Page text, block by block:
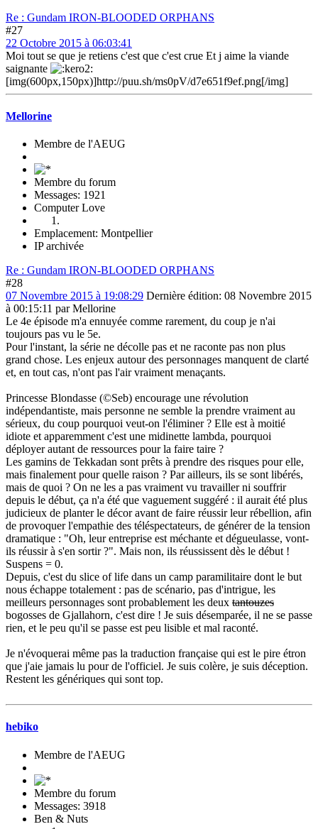
Re : Gundam IRON-BLOODED ORPHANS
#27
22 Octobre 2015 à 06:03:41
Moi tout se que je retiens c'est que c'est crue Et j aime la viande
saignante
[img(600px,150px)]http://puu.sh/ms0pV/d7e651f9ef.png[/img]
Mellorine
Membre de l'AEUG
Membre du forum
Messages: 1921
Computer Love
Emplacement: Montpellier
IP archivée
Re : Gundam IRON-BLOODED ORPHANS
#28
07 Novembre 2015 à 19:08:29 Dernière édition: 08 Novembre 2015
à 00:15:11 par Mellorine
Le 4e épisode m'a ennuyée comme rarement, du coup je n'ai
toujours pas vu le 5e.
Pour l'instant, la série ne décolle pas et ne raconte pas non plus
grand chose. Les enjeux autour des personnages manquent de clarté
et, en tout cas, n'ont pas l'air vraiment menaçants.
Princesse Blondasse (©Seb) encourage une révolution
indépendantiste, mais personne ne semble la prendre vraiment au
sérieux, du coup pourquoi veut-on l'éliminer ? Elle est à moitié
idiote et apparemment c'est une midinette lambda, pourquoi
déployer autant de ressources pour la faire taire ?
Les gamins de Tekkadan sont prêts à prendre des risques pour elle,
mais finalement pour quelle raison ? Par ailleurs, ils se sont libérés,
mais de quoi ? On ne les a pas vraiment vu travailler ni souffrir
depuis le début, ça n'a été que vaguement suggéré : il aurait été plus
judicieux de planter le décor avant de faire réussir leur rébellion, afin
de provoquer l'empathie des téléspectateurs, de générer de la tension
dramatique : "Oh, leur entreprise est méchante et dégueulasse, vont-
ils réussir à s'en sortir ?". Mais non, ils réussissent dès le début !
Suspens = 0.
Depuis, c'est du slice of life dans un camp paramilitaire dont le but
nous échappe totalement : pas de scénario, pas d'intrigue, les
meilleurs personnages sont probablement les deux tantouzes
bogosses de Gjallahorn, c'est dire ! Je suis désemparée, il ne se passe
rien, et le peu qu'il se passe est peu lisible et mal raconté.
Je n'évoquerai même pas la traduction française qui est le pire étron
que j'aie jamais lu pour de l'officiel. Je suis colère, je suis déception.
Restent les génériques qui sont top.
hebiko
Membre de l'AEUG
Membre du forum
Messages: 3918
Ben & Nuts